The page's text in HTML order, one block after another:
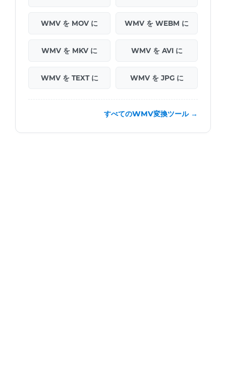
WMV を MOV に WMV を WEBM に
WMV を MKV に WMV を AVI に
WMV を TEXT に WMV を JPG に
すべてのWMV変換ツール →